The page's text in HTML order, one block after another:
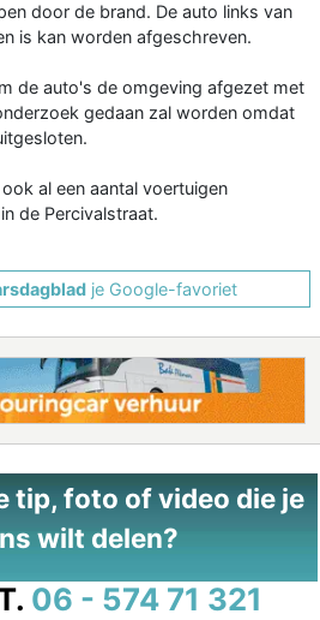
door de brand. De auto links van
is kan worden afgeschreven.
de auto's de omgeving afgezet met
gedaan zal worden omdat
al een aantal voertuigen
de Percivalstraat.
je Google-favoriet
tip, foto of video die je
wilt delen?
06 - 574 71 321